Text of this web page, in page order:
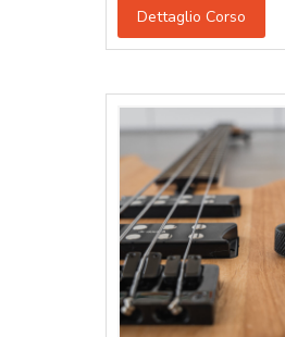
Dettaglio Corso